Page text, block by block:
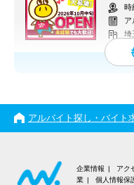
時
ア
埼
アルバイト探し・バイト
企業情報 アク
業
個人情報保